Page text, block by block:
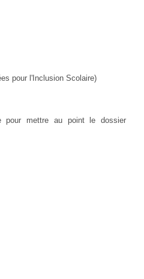
pour l'Inclusion Scolaire)
pour mettre au point le dossier